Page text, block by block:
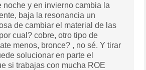
noche y en invierno cambia la
baja la resonancia un
de cambiar el material de las
cual? cobre, otro tipo de
menos, bronce? , no sé. Y tirar
solucionar en parte el
si trabajas con mucha ROE